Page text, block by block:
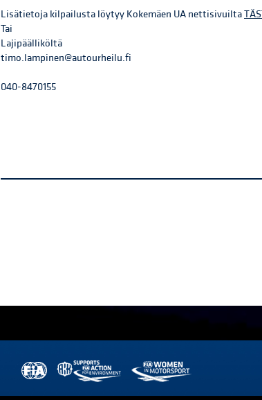
Lisätietoja kilpailusta löytyy Kokemäen UA nettisivuilta
Tai
Lajipäälliköltä
timo.lampinen@autourheilu.fi
040-8470155